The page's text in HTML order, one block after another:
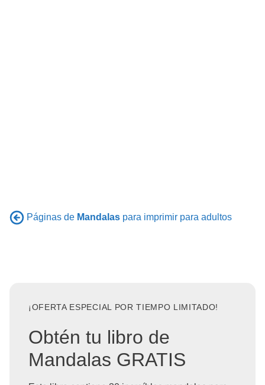
Páginas de Mandalas para imprimir para adultos
¡OFERTA ESPECIAL POR TIEMPO LIMITADO!
Obtén tu libro de
Mandalas GRATIS